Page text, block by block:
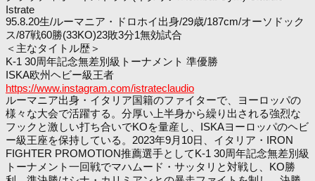
Istrate
95.8.20生/ルーマニア・ドロホイ出身/29歳/187cm/オーソドック
ス/87戦60勝(33KO)23敗3分1無効試合
＜主なタイトル歴＞
K-1 30周年記念無差別級トーナメント 準優勝
ISKA欧州ヘビー級王者
https://www.instagram.com/istrateclaudio
ルーマニア出身・イタリア国籍のファイターで、ヨーロッパの
様々な大会で活躍する。分厚い上半身から繰り出される強烈な
フックと激しい打ち合いでKOを量産し、ISKAヨーロッパのヘビ
ー級王座を保持している。2023年9月10日、イタリア・IRON
FIGHTER PROMOTION推薦選手としてK-1 30周年記念無差別級
トーナメント一回戦でマハムード・サッタリと対戦し、KO勝